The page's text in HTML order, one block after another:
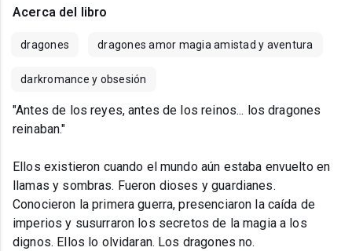
Acerca del libro
dragones dragones amor magia amistad y aventura
darkromance y obsesión
"Antes de los reyes, antes de los reinos... los dragones
reinaban."
Ellos existieron cuando el mundo aún estaba envuelto en
llamas y sombras. Fueron dioses y guardianes.
Conocieron la primera guerra, presenciaron la caída de
imperios y susurraron los secretos de la magia a los
dignos. Ellos lo olvidaran. Los dragones no.